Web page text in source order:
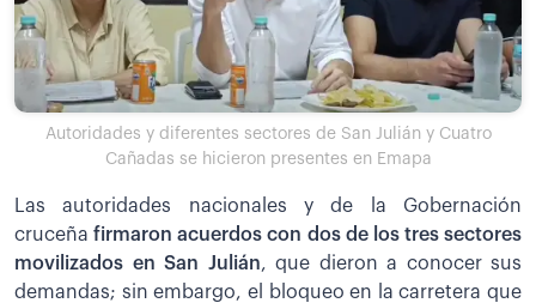
Autoridades y diferentes sectores de San Julián y Cuatro
Cañadas se hicieron presentes en Emapa
Las autoridades nacionales y de la Gobernación
cruceña firmaron acuerdos con dos de los tres sectores
movilizados en San Julián, que dieron a conocer sus
demandas; sin embargo, el bloqueo en la carretera que